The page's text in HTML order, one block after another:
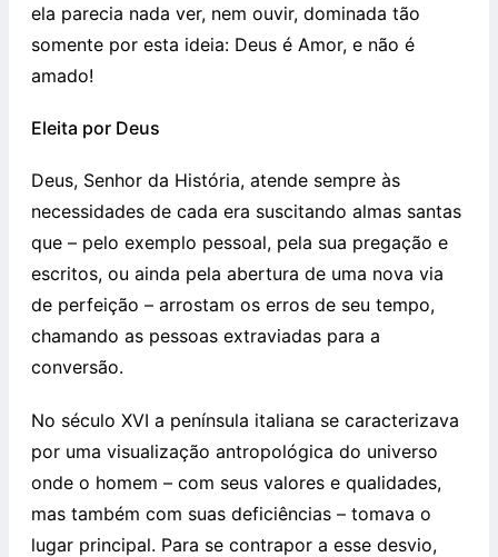
ela parecia nada ver, nem ouvir, dominada tão
somente por esta ideia: Deus é Amor, e não é
amado!
Eleita por Deus
Deus, Senhor da História, atende sempre às
necessidades de cada era suscitando almas santas
que – pelo exemplo pessoal, pela sua pregação e
escritos, ou ainda pela abertura de uma nova via
de perfeição – arrostam os erros de seu tempo,
chamando as pessoas extraviadas para a
conversão.
No século XVI a península italiana se caracterizava
por uma visualização antropológica do universo
onde o homem – com seus valores e qualidades,
mas também com suas deficiências – tomava o
lugar principal. Para se contrapor a esse desvio,